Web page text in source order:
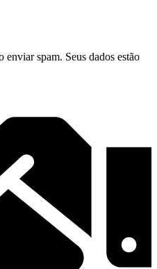
spam. Seus dados estão